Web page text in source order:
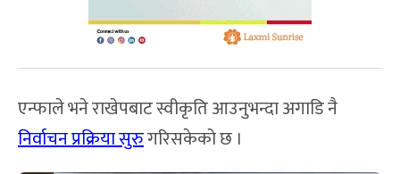
एन्फाले भने राखेपबाट स्वीकृति आउनुभन्दा अगाडि नै
निर्वाचन प्रक्रिया सुरुगरिसकेको छ ।